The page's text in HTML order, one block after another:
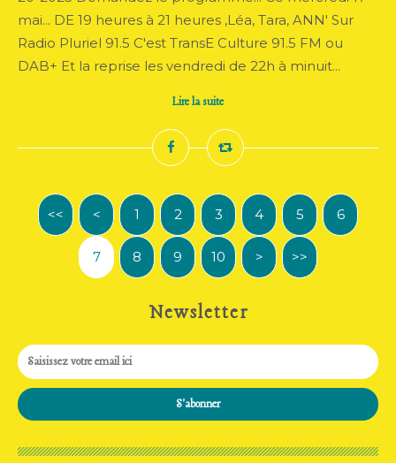
mai... DE 19 heures à 21 heures ,Léa, Tara, ANN' Sur
Radio Pluriel 91.5 C'est TransE Culture 91.5 FM ou
DAB+ Et la reprise les vendredi de 22h à minuit...
Lire la suite
<< < 1 2 3 4 5 6
7 8 9 10 > >>
Newsletter